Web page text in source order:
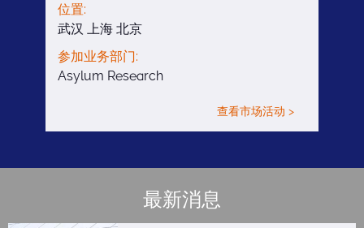
位置:
武汉 上海 北京
参加业务部门:
Asylum Research
查看市场活动 >
最新消息